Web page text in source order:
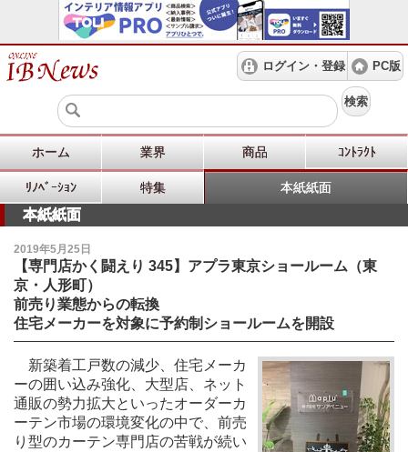
ログイン・登録 PC版
検索
ホーム 業界 商品 ｺﾝﾄﾗｸﾄ
ﾘﾉﾍﾞｰｼｮﾝ 特集 本紙紙面
本紙紙面
2019年5月25日
【専門店かく闘えり 345】アプラ東京ショールーム（東
京・人形町）
前売り業態からの転換
住宅メーカーを対象に予約制ショールームを開設
新築着工戸数の減少、住宅メーカ
ーの囲い込み強化、大型店、ネット
通販の勢力拡大といったオーダーカ
ーテン市場の環境変化の中で、前売
り型のカーテン専門店の苦戦が続い